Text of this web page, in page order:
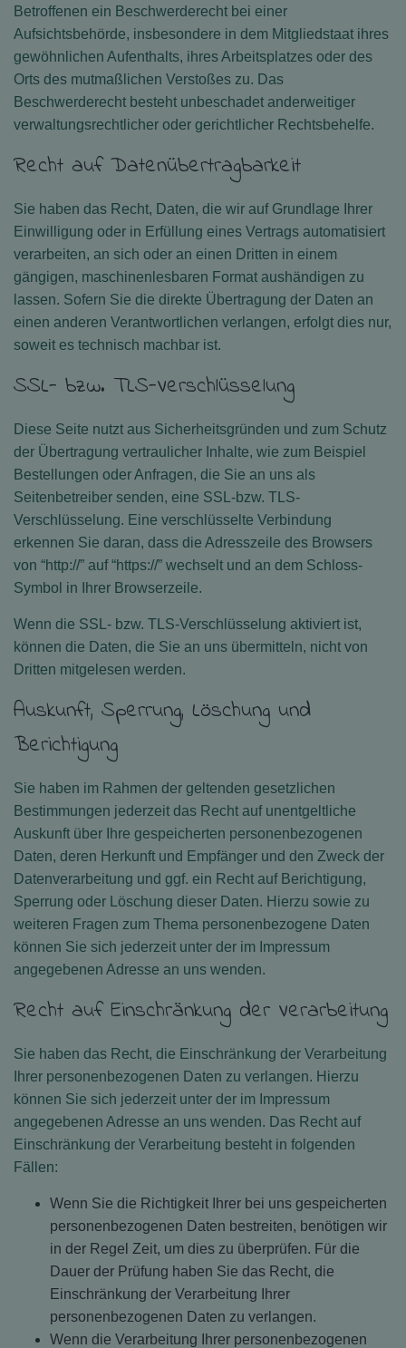
Betroffenen ein Beschwerderecht bei einer
Aufsichtsbehörde, insbesondere in dem Mitgliedstaat ihres
gewöhnlichen Aufenthalts, ihres Arbeitsplatzes oder des
Orts des mutmaßlichen Verstoßes zu. Das
Beschwerderecht besteht unbeschadet anderweitiger
verwaltungsrechtlicher oder gerichtlicher Rechtsbehelfe.
Recht auf Datenübertragbarkeit
Sie haben das Recht, Daten, die wir auf Grundlage Ihrer
Einwilligung oder in Erfüllung eines Vertrags automatisiert
verarbeiten, an sich oder an einen Dritten in einem
gängigen, maschinenlesbaren Format aushändigen zu
lassen. Sofern Sie die direkte Übertragung der Daten an
einen anderen Verantwortlichen verlangen, erfolgt dies nur,
soweit es technisch machbar ist.
SSL- bzw. TLS-Verschlüsselung
Diese Seite nutzt aus Sicherheitsgründen und zum Schutz
der Übertragung vertraulicher Inhalte, wie zum Beispiel
Bestellungen oder Anfragen, die Sie an uns als
Seitenbetreiber senden, eine SSL-bzw. TLS-
Verschlüsselung. Eine verschlüsselte Verbindung
erkennen Sie daran, dass die Adresszeile des Browsers
von “http://” auf “https://” wechselt und an dem Schloss-
Symbol in Ihrer Browserzeile.
Wenn die SSL- bzw. TLS-Verschlüsselung aktiviert ist,
können die Daten, die Sie an uns übermitteln, nicht von
Dritten mitgelesen werden.
Auskunft, Sperrung, Löschung und
Berichtigung
Sie haben im Rahmen der geltenden gesetzlichen
Bestimmungen jederzeit das Recht auf unentgeltliche
Auskunft über Ihre gespeicherten personenbezogenen
Daten, deren Herkunft und Empfänger und den Zweck der
Datenverarbeitung und ggf. ein Recht auf Berichtigung,
Sperrung oder Löschung dieser Daten. Hierzu sowie zu
weiteren Fragen zum Thema personenbezogene Daten
können Sie sich jederzeit unter der im Impressum
angegebenen Adresse an uns wenden.
Recht auf Einschränkung der Verarbeitung
Sie haben das Recht, die Einschränkung der Verarbeitung
Ihrer personenbezogenen Daten zu verlangen. Hierzu
können Sie sich jederzeit unter der im Impressum
angegebenen Adresse an uns wenden. Das Recht auf
Einschränkung der Verarbeitung besteht in folgenden
Fällen:
Wenn Sie die Richtigkeit Ihrer bei uns gespeicherten
personenbezogenen Daten bestreiten, benötigen wir
in der Regel Zeit, um dies zu überprüfen. Für die
Dauer der Prüfung haben Sie das Recht, die
Einschränkung der Verarbeitung Ihrer
personenbezogenen Daten zu verlangen.
Wenn die Verarbeitung Ihrer personenbezogenen